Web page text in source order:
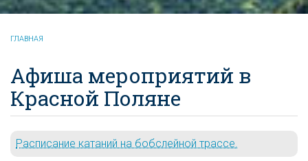
ГЛАВНАЯ
Афиша мероприятий в
Красной Поляне
Расписание катаний на бобслейной трассе.